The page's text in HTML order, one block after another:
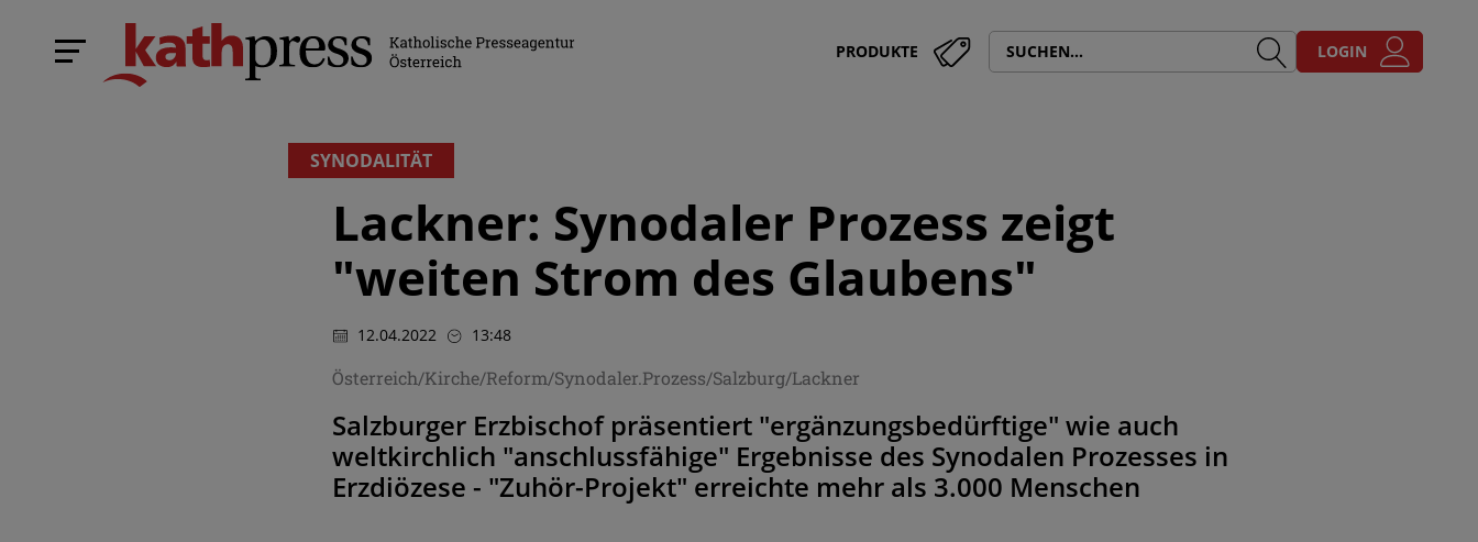
PRODUKTE LOGIN
SYNODALITÄT
Lackner: Synodaler Prozess zeigt
"weiten Strom des Glaubens"
12.04.2022 13:48
Österreich/Kirche/Reform/Synodaler.Prozess/Salzburg/Lackner
Salzburger Erzbischof präsentiert "ergänzungsbedürftige" wie auch
weltkirchlich "anschlussfähige" Ergebnisse des Synodalen Prozesses in
Erzdiözese - "Zuhör-Projekt" erreichte mehr als 3.000 Menschen